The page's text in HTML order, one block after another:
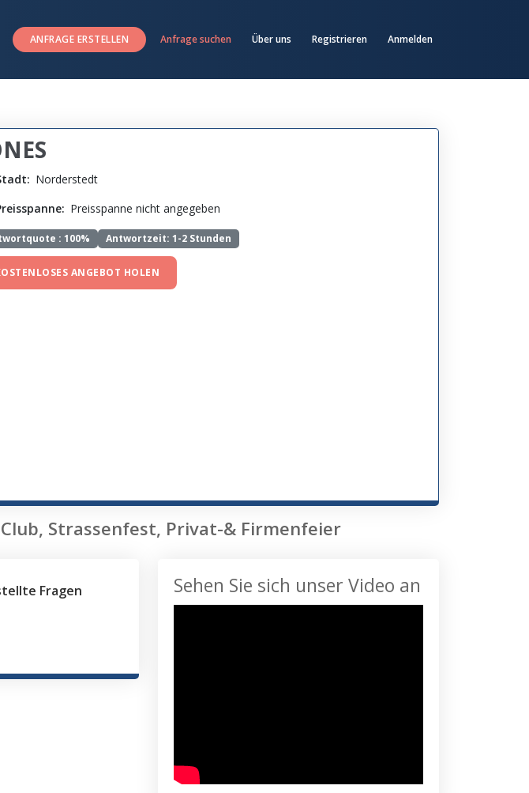
ANFRAGE ERSTELLEN Anfrage suchen Über uns Registrieren Anmelden
Norderstedt
Preisspanne nicht angegeben
: 100% Antwortzeit: 1-2 Stunden
ANGEBOT HOLEN
Strassenfest, Privat-& Firmenfeier
Fragen Sehen Sie sich unser Video an